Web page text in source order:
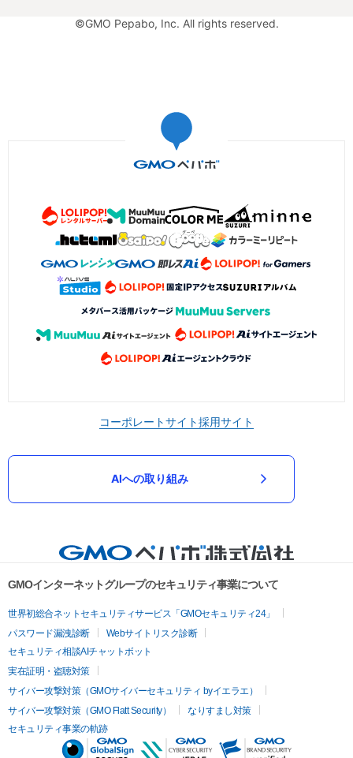
©GMO Pepabo, Inc. All rights reserved.
コーポレートサイト採用サイト
AIへの取り組み
GMOインターネットグループのセキュリティ事業について
世界初総合ネットセキュリティサービス「GMOセキュリティ24」
パスワード漏洩診断
Webサイトリスク診断
セキュリティ相談AIチャットボット
実在証明・盗聴対策
サイバー攻撃対策（GMOサイバーセキュリティ byイエラエ）
サイバー攻撃対策（GMO Flatt Security）
なりすまし対策
セキュリティ事業の軌跡